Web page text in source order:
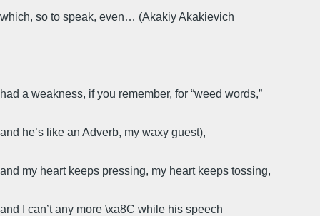
which, so to speak, even… (Akakiy Akakievich
had a weakness, if you remember, for “weed words,”
and he’s like an Adverb, my waxy guest),
and my heart keeps pressing, my heart keeps tossing,
and I can’t any more \xa8C while his speech